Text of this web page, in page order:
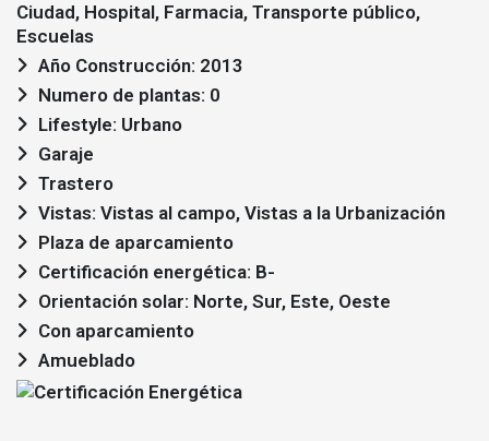
Ciudad, Hospital, Farmacia, Transporte público,
Escuelas
Año Construcción: 2013
Numero de plantas: 0
Lifestyle: Urbano
Garaje
Trastero
Vistas: Vistas al campo, Vistas a la Urbanización
Plaza de aparcamiento
Certificación energética: B-
Orientación solar: Norte, Sur, Este, Oeste
Con aparcamiento
Amueblado